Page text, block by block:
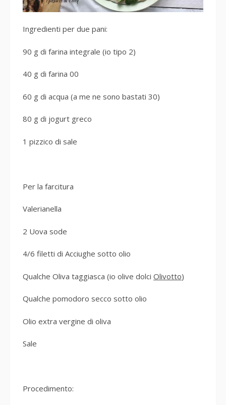
Ingredienti per due pani:
90 g di farina integrale (io tipo 2)
40 g di farina 00
60 g di acqua (a me ne sono bastati 30)
80 g di jogurt greco
1 pizzico di sale
Per la farcitura
Valerianella
2 Uova sode
4/6 filetti di Acciughe sotto olio
Qualche Oliva taggiasca (io olive dolci Olivotto)
Qualche pomodoro secco sotto olio
Olio extra vergine di oliva
Sale
Procedimento: